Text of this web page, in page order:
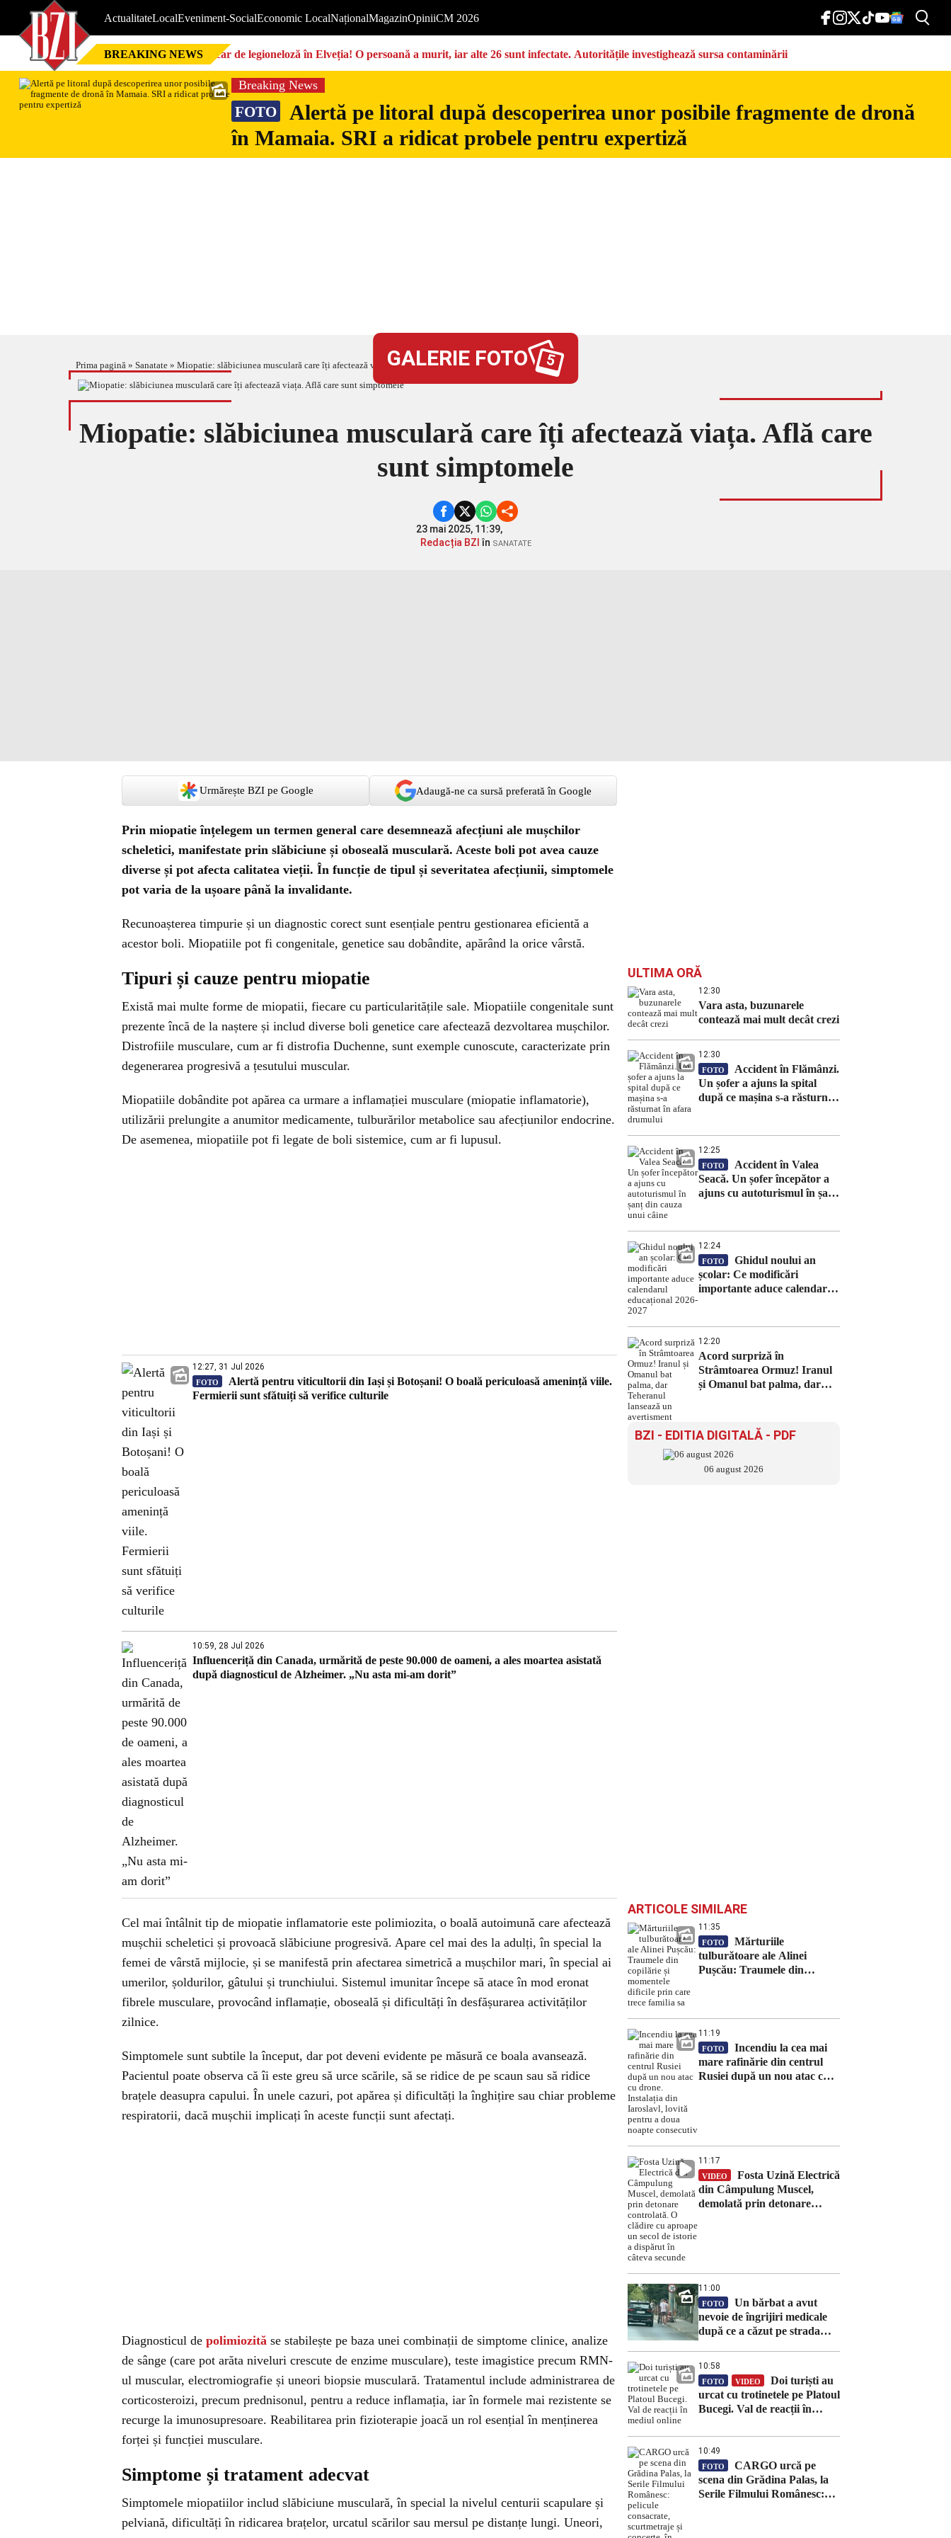
ActualitateLocalEveniment-SocialEconomic LocalNaționalMagazinOpiniiCM 2026
BREAKING NEWS Focar de legioneloză în Elveția! O persoană a murit, iar alte 26 sunt infectate. Autoritățile investighează sursa contaminării
Breaking News
FOTO
Alertă pe litoral după descoperirea unor posibile fragmente de dronă
în Mamaia. SRI a ridicat probele pentru expertiză
Prima pagină » Sanatate » Miopatie: slăbiciunea musculară care îți afectează viața. Află care sunt simptomele
GALERIE FOTO 5
Miopatie: slăbiciunea musculară care îți afectează viața. Află care
sunt simptomele
23 mai 2025, 11:39,
Redacția BZI în SANATATE
Urmărește BZI pe Google Adaugă-ne ca sursă preferată în Google
Prin miopatie înțelegem un termen general care desemnează afecțiuni ale mușchilor
scheletici, manifestate prin slăbiciune și oboseală musculară. Aceste boli pot avea cauze
diverse și pot afecta calitatea vieții. În funcție de tipul și severitatea afecțiunii, simptomele
pot varia de la ușoare până la invalidante.
Recunoașterea timpurie și un diagnostic corect sunt esențiale pentru gestionarea eficientă a
acestor boli. Miopatiile pot fi congenitale, genetice sau dobândite, apărând la orice vârstă.
Tipuri și cauze pentru miopatie
Există mai multe forme de miopatii, fiecare cu particularitățile sale. Miopatiile congenitale sunt
prezente încă de la naștere și includ diverse boli genetice care afectează dezvoltarea mușchilor.
Distrofiile musculare, cum ar fi distrofia Duchenne, sunt exemple cunoscute, caracterizate prin
degenerarea progresivă a țesutului muscular.
Miopatiile dobândite pot apărea ca urmare a inflamației musculare (miopatie inflamatorie),
utilizării prelungite a anumitor medicamente, tulburărilor metabolice sau afecțiunilor endocrine.
De asemenea, miopatiile pot fi legate de boli sistemice, cum ar fi lupusul.
12:27, 31 Jul 2026
FOTO
Alertă pentru viticultorii din Iași și Botoșani! O boală periculoasă amenință viile.
Fermierii sunt sfătuiți să verifice culturile
10:59, 28 Jul 2026
Influenceriță din Canada, urmărită de peste 90.000 de oameni, a ales moartea asistată
după diagnosticul de Alzheimer. „Nu asta mi-am dorit”
Cel mai întâlnit tip de miopatie inflamatorie este polimiozita, o boală autoimună care afectează
mușchii scheletici și provoacă slăbiciune progresivă. Apare cel mai des la adulți, în special la
femei de vârstă mijlocie, și se manifestă prin afectarea simetrică a mușchilor mari, în special ai
umerilor, șoldurilor, gâtului și trunchiului. Sistemul imunitar începe să atace în mod eronat
fibrele musculare, provocând inflamație, oboseală și dificultăți în desfășurarea activităților
zilnice.
Simptomele sunt subtile la început, dar pot deveni evidente pe măsură ce boala avansează.
Pacientul poate observa că îi este greu să urce scările, să se ridice de pe scaun sau să ridice
brațele deasupra capului. În unele cazuri, pot apărea și dificultăți la înghițire sau chiar probleme
respiratorii, dacă mușchii implicați în aceste funcții sunt afectați.
Diagnosticul de polimiozită se stabilește pe baza unei combinații de simptome clinice, analize
de sânge (care pot arăta niveluri crescute de enzime musculare), teste imagistice precum RMN-
ul muscular, electromiografie și uneori biopsie musculară. Tratamentul include administrarea de
corticosteroizi, precum prednisonul, pentru a reduce inflamația, iar în formele mai rezistente se
recurge la imunosupresoare. Reabilitarea prin fizioterapie joacă un rol esențial în menținerea
forței și funcției musculare.
Simptome și tratament adecvat
Simptomele miopatiilor includ slăbiciune musculară, în special la nivelul centurii scapulare și
pelviană, dificultăți în ridicarea brațelor, urcatul scărilor sau mersul pe distanțe lungi. Uneori,
ULTIMA ORĂ
12:30
Vara asta, buzunarele
contează mai mult decât crezi
12:30
FOTO
Accident în Flămânzi.
Un șofer a ajuns la spital
după ce mașina s-a răsturnat
12:25
FOTO
Accident în Valea
Seacă. Un șofer începător a
ajuns cu autoturismul în șanț
12:24
FOTO
Ghidul noului an
școlar: Ce modificări
importante aduce calendarul
12:20
Acord surpriză în
Strâmtoarea Ormuz! Iranul
și Omanul bat palma, dar
BZI - EDITIA DIGITALĂ - PDF
06 august 2026
ARTICOLE SIMILARE
11:35
FOTO
Mărturiile
tulburătoare ale Alinei
Pușcău: Traumele din
11:19
FOTO
Incendiu la cea mai
mare rafinărie din centrul
Rusiei după un nou atac cu
11:17
VIDEO
Fosta Uzină Electrică
din Câmpulung Muscel,
demolată prin detonare
11:00
FOTO
Un bărbat a avut
nevoie de îngrijiri medicale
după ce a căzut pe strada
10:58
FOTO VIDEO
Doi turiști au
urcat cu trotinetele pe Platoul
Bucegi. Val de reacții în
10:49
FOTO
CARGO urcă pe
scena din Grădina Palas, la
Serile Filmului Românesc: